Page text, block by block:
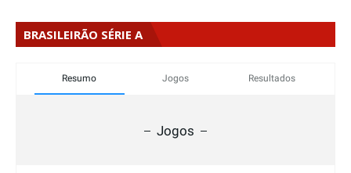
BRASILEIRÃO SÉRIE A
Resumo Jogos Resultados
Jogos